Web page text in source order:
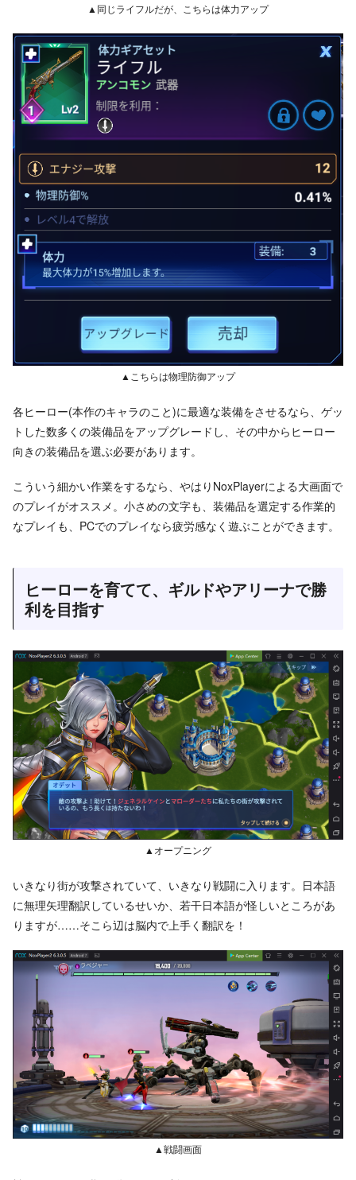
▲同じライフルだが、こちらは体力アップ
▲こちらは物理防御アップ
各ヒーロー(本作のキャラのこと)に最適な装備をさせるなら、ゲッ
トした数多くの装備品をアップグレードし、その中からヒーロー
向きの装備品を選ぶ必要があります。
こういう細かい作業をするなら、やはりNoxPlayerによる大画面で
のプレイがオススメ。小さめの文字も、装備品を選定する作業的
なプレイも、PCでのプレイなら疲労感なく遊ぶことができます。
ヒーローを育てて、ギルドやアリーナで勝
利を目指す
▲オープニング
いきなり街が攻撃されていて、いきなり戦闘に入ります。日本語
に無理矢理翻訳しているせいか、若干日本語が怪しいところがあ
りますが……そこら辺は脳内で上手く翻訳を！
▲戦闘画面